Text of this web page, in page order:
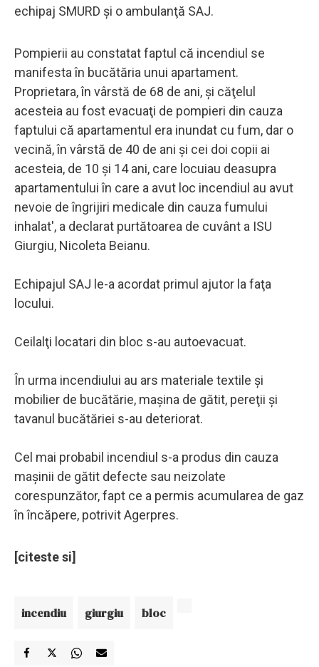
echipaj SMURD şi o ambulanţă SAJ.
Pompierii au constatat faptul că incendiul se
manifesta în bucătăria unui apartament.
Proprietara, în vârstă de 68 de ani, şi căţelul
acesteia au fost evacuaţi de pompieri din cauza
faptului că apartamentul era inundat cu fum, dar o
vecină, în vârstă de 40 de ani şi cei doi copii ai
acesteia, de 10 şi 14 ani, care locuiau deasupra
apartamentului în care a avut loc incendiul au avut
nevoie de îngrijiri medicale din cauza fumului
inhalat', a declarat purtătoarea de cuvânt a ISU
Giurgiu, Nicoleta Beianu.
Echipajul SAJ le-a acordat primul ajutor la faţa
locului.
Ceilalţi locatari din bloc s-au autoevacuat.
În urma incendiului au ars materiale textile şi
mobilier de bucătărie, maşina de gătit, pereţii şi
tavanul bucătăriei s-au deteriorat.
Cel mai probabil incendiul s-a produs din cauza
maşinii de gătit defecte sau neizolate
corespunzător, fapt ce a permis acumularea de gaz
în încăpere, potrivit Agerpres.
[citeste si]
incendiu giurgiu bloc